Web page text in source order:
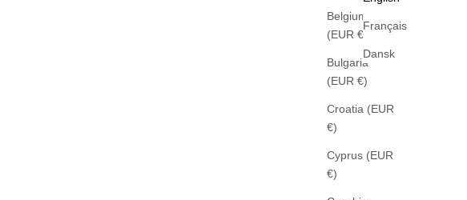
Belgium
(EUR €)
Bulgaria
(EUR €)
Croatia (EUR
€)
Cyprus (EUR
€)
Français
Dansk